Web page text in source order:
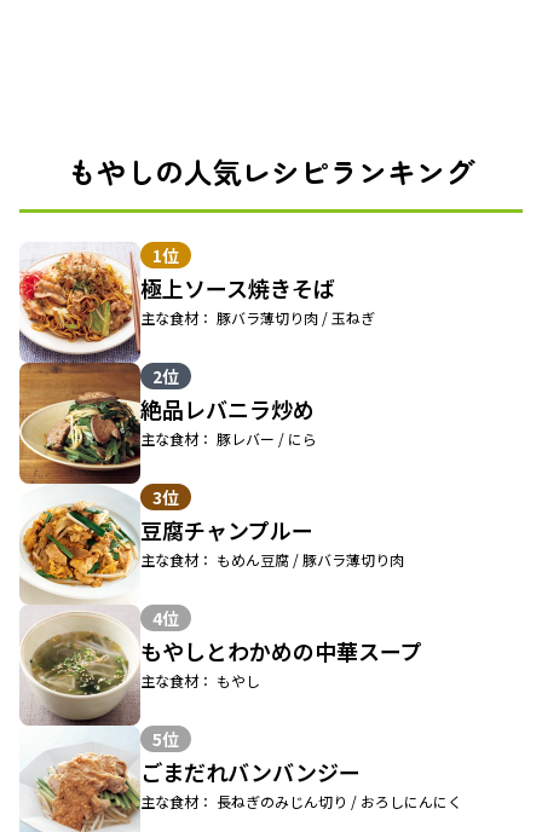
もやしの人気レシピランキング
1位
極上ソース焼きそば
主な食材： 豚バラ薄切り肉 / 玉ねぎ
2位
絶品レバニラ炒め
主な食材： 豚レバー / にら
3位
豆腐チャンプルー
主な食材： もめん豆腐 / 豚バラ薄切り肉
4位
もやしとわかめの中華スープ
主な食材： もやし
5位
ごまだれバンバンジー
主な食材： 長ねぎのみじん切り / おろしにんにく